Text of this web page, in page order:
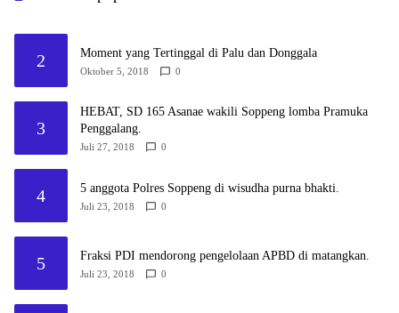
2 Moment yang Tertinggal di Palu dan Donggala
Oktober 5, 2018 0
3
HEBAT, SD 165 Asanae wakili Soppeng lomba Pramuka
Penggalang.
Juli 27, 2018 0
4 5 anggota Polres Soppeng di wisudha purna bhakti.
Juli 23, 2018 0
5 Fraksi PDI mendorong pengelolaan APBD di matangkan.
Juli 23, 2018 0